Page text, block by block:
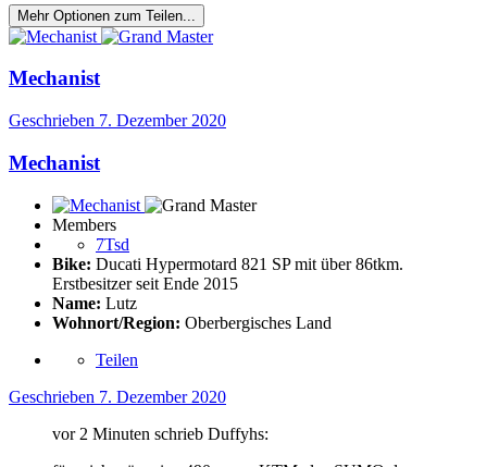
Mehr Optionen zum Teilen...
Mechanist
Geschrieben 7. Dezember 2020
Mechanist
Members
7Tsd
Bike: Ducati Hypermotard 821 SP mit über 86tkm.
Erstbesitzer seit Ende 2015
Name: Lutz
Wohnort/Region: Oberbergisches Land
Teilen
Geschrieben 7. Dezember 2020
vor 2 Minuten schrieb Duffyhs: